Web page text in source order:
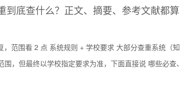
到底查什么？正文、摘要、参考文献都算
，范围看 2 点 系统规则 + 学校要求 大部分查重系统（知
，但最终以学校指定要求为准，下面直接说 哪些必查、